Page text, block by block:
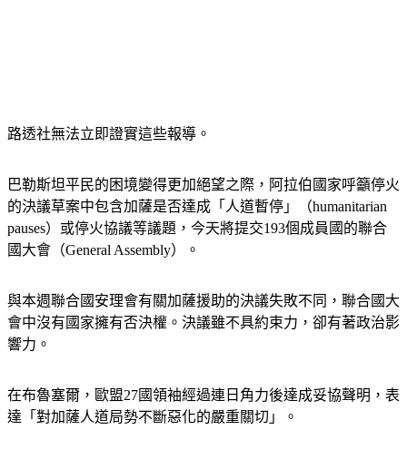
路透社無法立即證實這些報導。
巴勒斯坦平民的困境變得更加絕望之際，阿拉伯國家呼籲停火
的決議草案中包含加薩是否達成「人道暫停」（humanitarian
pauses）或停火協議等議題，今天將提交193個成員國的聯合
國大會（General Assembly）。
與本週聯合國安理會有關加薩援助的決議失敗不同，聯合國大
會中沒有國家擁有否決權。決議雖不具約束力，卻有著政治影
響力。
在布魯塞爾，歐盟27國領袖經過連日角力後達成妥協聲明，表
達「對加薩人道局勢不斷惡化的嚴重關切」。